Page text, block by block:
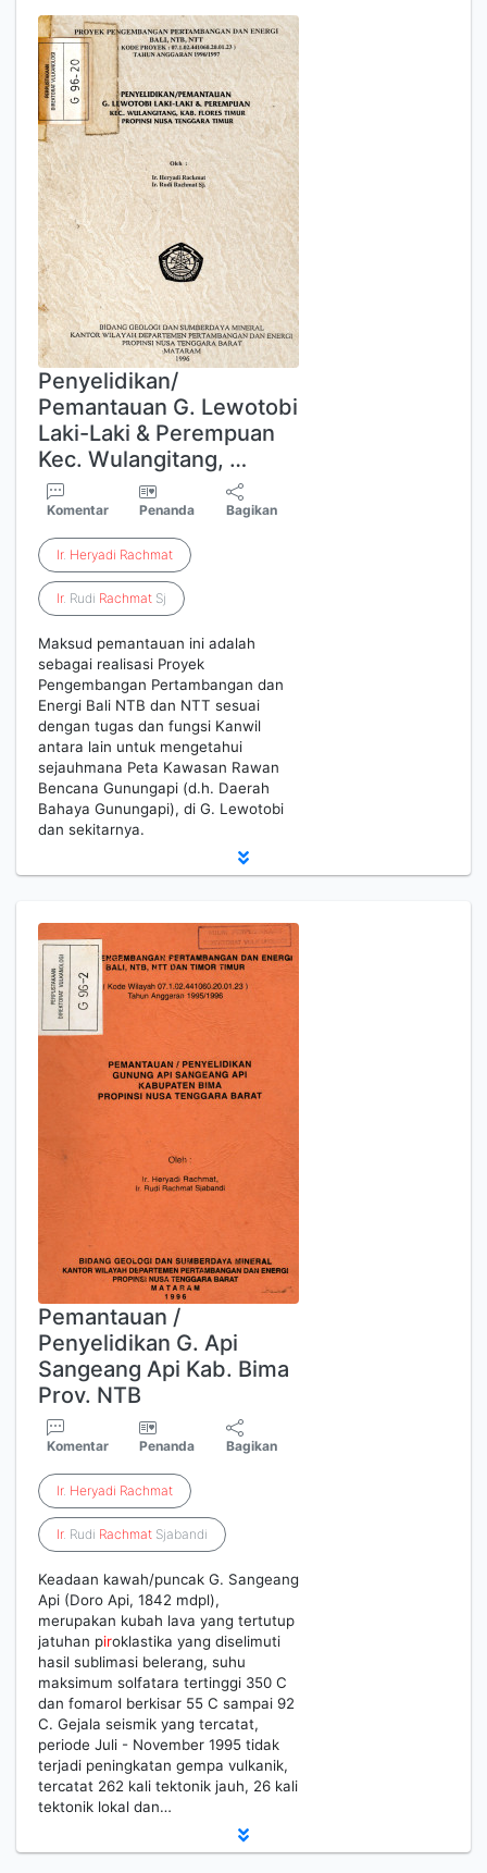
Penyelidikan/
Pemantauan G. Lewotobi
Laki-Laki & Perempuan
Kec. Wulangitang, …
Komentar Penanda Bagikan
Ir. Heryadi Rachmat
Ir. Rudi Rachmat Sj
Maksud pemantauan ini adalah
sebagai realisasi Proyek
Pengembangan Pertambangan dan
Energi Bali NTB dan NTT sesuai
dengan tugas dan fungsi Kanwil
antara lain untuk mengetahui
sejauhmana Peta Kawasan Rawan
Bencana Gunungapi (d.h. Daerah
Bahaya Gunungapi), di G. Lewotobi
dan sekitarnya.
Pemantauan /
Penyelidikan G. Api
Sangeang Api Kab. Bima
Prov. NTB
Komentar Penanda Bagikan
Ir. Heryadi Rachmat
Ir. Rudi Rachmat Sjabandi
Keadaan kawah/puncak G. Sangeang
Api (Doro Api, 1842 mdpl),
merupakan kubah lava yang tertutup
jatuhan piroklastika yang diselimuti
hasil sublimasi belerang, suhu
maksimum solfatara tertinggi 350 C
dan fomarol berkisar 55 C sampai 92
C. Gejala seismik yang tercatat,
periode Juli - November 1995 tidak
terjadi peningkatan gempa vulkanik,
tercatat 262 kali tektonik jauh, 26 kali
tektonik lokal dan…